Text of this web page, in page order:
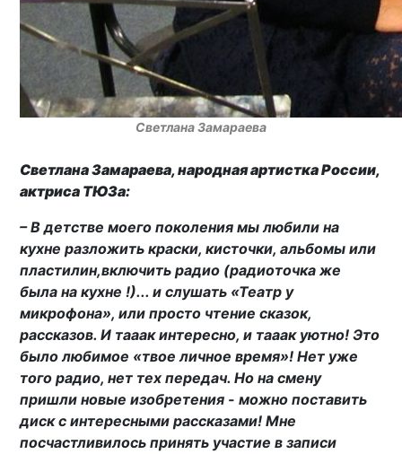
Светлана Замараева
Светлана Замараева, народная артистка России,
актриса ТЮЗа:
– В детстве моего поколения мы любили на
кухне разложить краски, кисточки, альбомы или
пластилин,включить радио (радиоточка же
была на кухне !)... и слушать «Театр у
микрофона», или просто чтение сказок,
рассказов. И тааак интересно, и тааак уютно! Это
было любимое «твое личное время»! Нет уже
того радио, нет тех передач. Но на смену
пришли новые изобретения - можно поставить
диск с интересными рассказами! Мне
посчастливилось принять участие в записи